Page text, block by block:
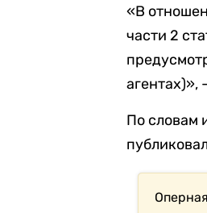
«В
части 2
агентах)»,
По словам